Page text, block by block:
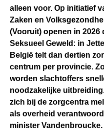
alleen voor. Op initiatief
Zaken en
(Vooruit) openen in
Seksueel Geweld: in
België telt dan dertien
centrum per provincie.
worden slachtoffers
noodzakelijke
zich bij de zorgcentra
als overheid
minister Vandenbroucke.